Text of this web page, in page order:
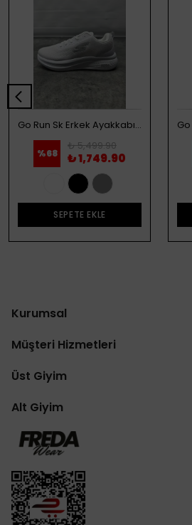
Go Run Sk Erkek Ayakkabı - Beyaz
%68
₺ 5,499.90
₺ 1,749.90
SEPETE EKLE
Kurumsal
Müşteri Hizmetleri
Üst Giyim
Alt Giyim